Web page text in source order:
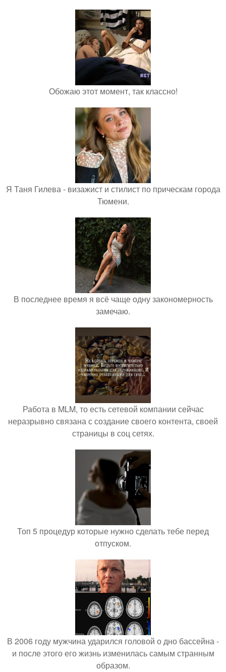
Обожаю этот момент, так классно!
Я Таня Гилева - визажист и стилист по прическам города
Тюмени.
В последнее время я всё чаще одну закономерность
замечаю.
Работа в MLM, то есть сетевой компании сейчас
неразрывно связана с создание своего контента, своей
страницы в соц сетях.
Топ 5 процедур которые нужно сделать тебе перед
отпуском.
В 2006 году мужчина ударился головой о дно бассейна -
и после этого его жизнь изменилась самым странным
образом.